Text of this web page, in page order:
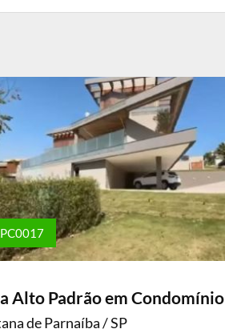
Alto Padrão em Condomínio
de Parnaíba / SP